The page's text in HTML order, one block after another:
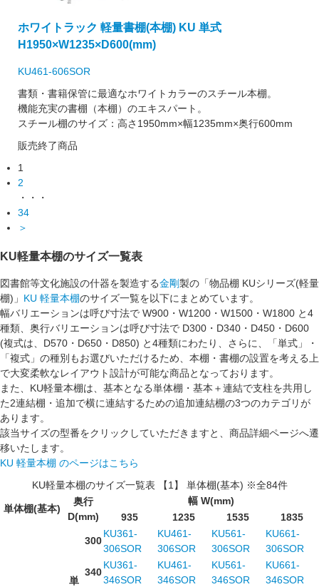
ホワイトラック 軽量書棚(本棚) KU 単式
H1950×W1235×D600(mm)
KU461-606SOR
書類・書籍保管に最適なホワイトカラーのスチール本棚。
機能充実の書棚（本棚）のエキスパート。
スチール棚のサイズ：高さ1950mm×幅1235mm×奥行600mm
販売終了商品
1
2
・・・
34
＞
KU軽量本棚のサイズ一覧表
図書館等文化施設の什器を製造する金剛製の「物品棚 KUシリーズ(軽量
棚)」 KU 軽量本棚のサイズ一覧を以下にまとめています。
幅バリエーションは呼び寸法で W900・W1200・W1500・W1800 と4
種類、奥行バリエーションは呼び寸法で D300・D340・D450・D600
(複式は、D570・D650・D850) と4種類にわたり、さらに、「単式 」・
「複式 」の種別もお選びいただけるため、本棚・書棚の設置を考える上
で大変柔軟なレイアウト設計が可能な商品となっております。
また、KU軽量本棚は、基本となる単体棚 ・基本＋連結で支柱を共用し
た2連結棚 ・追加で横に連結するための追加連結棚の3つのカテゴリが
あります。
該当サイズの型番をクリックしていただきますと、商品詳細ページへ遷
移いたします。
KU 軽量本棚 のページはこちら
KU軽量本棚のサイズ一覧表 【1】 単体棚(基本) ※全84件
単体棚(基本)
奥行
D(mm)
幅 W(mm)
935
1235 1535 1835
単
300
KU361-
306SOR
KU461-
306SOR
KU561-
306SOR
KU661-
306SOR
340
KU361-
346SOR
KU461-
346SOR
KU561-
346SOR
KU661-
346SOR